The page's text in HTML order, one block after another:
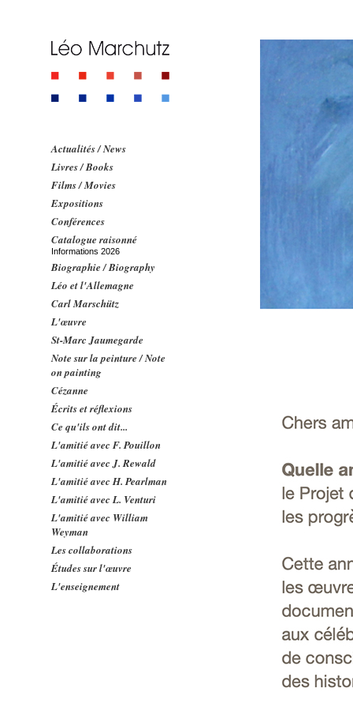
Actualités / News
Livres / Books
Films / Movies
Expositions
Conférences
Catalogue raisonné
Informations 2026
Biographie / Biography
Léo et l'Allemagne
Carl Marschütz
L'œuvre
St-Marc Jaumegarde
Note sur la peinture / Note
on painting
Cézanne
Écrits et réflexions
Ce qu'ils ont dit...
L'amitié avec F. Pouillon
L'amitié avec J. Rewald
L'amitié avec H. Pearlman
L'amitié avec L. Venturi
L'amitié avec William
Weyman
Les collaborations
Études sur l'œuvre
L'enseignement